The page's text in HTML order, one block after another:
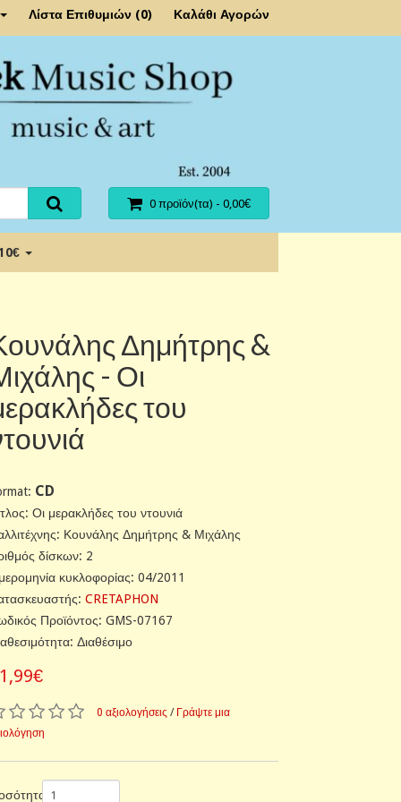
Λίστα Επιθυμιών (0) Καλάθι Αγορών
0 προϊόν(τα) - 0,00€
Δημήτρης &
- Οι
του
CD
Οι μερακλήδες του ντουνιά
Κουνάλης Δημήτρης & Μιχάλης
δίσκων: 2
κυκλοφορίας: 04/2011
CRETAPHON
Προϊόντος: GMS-07167
Διαθέσιμο
0 αξιολογήσεις / Γράψτε μια